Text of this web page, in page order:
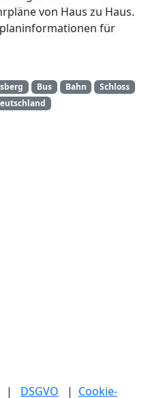
von Haus zu Haus.
für
Bus Bahn
Schloss
| DSGVO | Cookie-